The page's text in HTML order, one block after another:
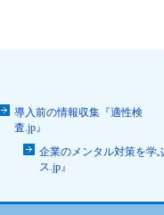
導入前の情報収集『適性検
査.jp』
企業のメンタル対策を学
ス.jp』